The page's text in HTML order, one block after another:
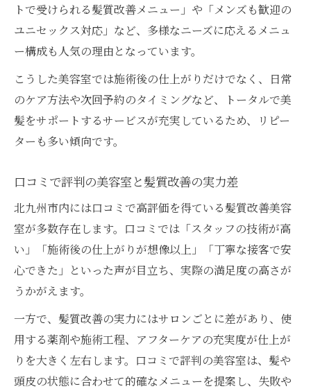
トで受けられる髪質改善メニュー」や「メンズも歓迎の
ユニセックス対応」など、多様なニーズに応えるメニュ
ー構成も人気の理由となっています。
こうした美容室では施術後の仕上がりだけでなく、日常
のケア方法や次回予約のタイミングなど、トータルで美
髪をサポートするサービスが充実しているため、リピー
ターも多い傾向です。
口コミで評判の美容室と髪質改善の実力差
北九州市内には口コミで高評価を得ている髪質改善美容
室が多数存在します。口コミでは「スタッフの技術が高
い」「施術後の仕上がりが想像以上」「丁寧な接客で安
心できた」といった声が目立ち、実際の満足度の高さが
うかがえます。
一方で、髪質改善の実力にはサロンごとに差があり、使
用する薬剤や施術工程、アフターケアの充実度が仕上が
りを大きく左右します。口コミで評判の美容室は、髪や
頭皮の状態に合わせて的確なメニューを提案し、失敗や